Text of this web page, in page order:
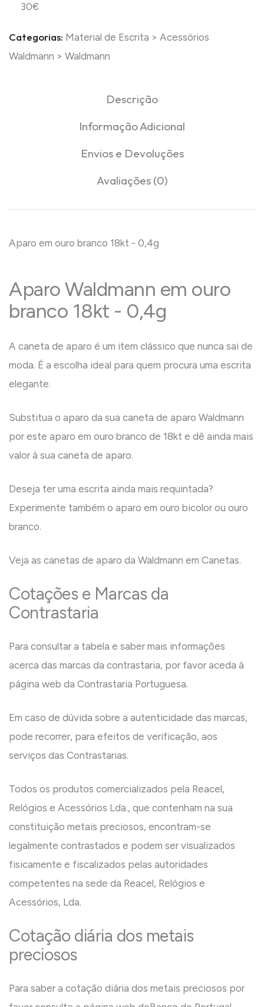
30€
Categorias: Material de Escrita > Acessórios
Waldmann > Waldmann
Descrição
Informação Adicional
Envios e Devoluções
Avaliações (0)
Aparo em ouro branco 18kt - 0,4g
Aparo Waldmann em ouro
branco 18kt - 0,4g
A caneta de aparo é um item clássico que nunca sai de
moda. É a escolha ideal para quem procura uma escrita
elegante.
Substitua o aparo da sua caneta de aparo Waldmann
por este aparo em ouro branco de 18kt e dê ainda mais
valor à sua caneta de aparo.
Deseja ter uma escrita ainda mais requintada?
Experimente também o aparo em ouro bicolor ou ouro
branco.
Veja as canetas de aparo da Waldmann em Canetas.
Cotações e Marcas da
Contrastaria
Para consultar a tabela e saber mais informações
acerca das marcas da contrastaria, por favor aceda à
página web da Contrastaria Portuguesa.
Em caso de dúvida sobre a autenticidade das marcas,
pode recorrer, para efeitos de verificação, aos
serviços das Contrastarias.
Todos os produtos comercializados pela Reacel,
Relógios e Acessórios Lda., que contenham na sua
constituição metais preciosos, encontram-se
legalmente contrastados e podem ser visualizados
fisicamente e fiscalizados pelas autoridades
competentes na sede da Reacel, Relógios e
Acessórios, Lda.
Cotação diária dos metais
preciosos
Para saber a cotação diária dos metais preciosos por